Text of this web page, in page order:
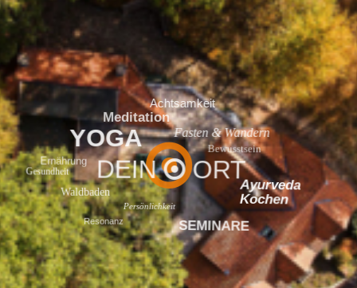
Bewusstsein
Gesundheit
Ernährung
Persönlichkeit
Ayurveda
Kochen
SEMINARE
Meditation
Achtsamkeit
Fasten & Wandern
Resonanz
Waldbaden
YOGA
DEIN ORT